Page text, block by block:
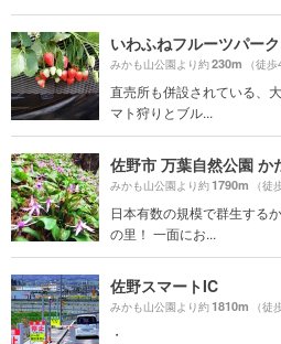
いわふねフルーツパーク
みかも山公園より約230m （徒歩
直売所も併設されている、
マト狩りとブル...
佐野市 万葉自然公園 か
みかも山公園より約1790m （徒
日本有数の規模で群生する
の里！ 一面にお...
佐野スマートIC
みかも山公園より約1810m （徒
・